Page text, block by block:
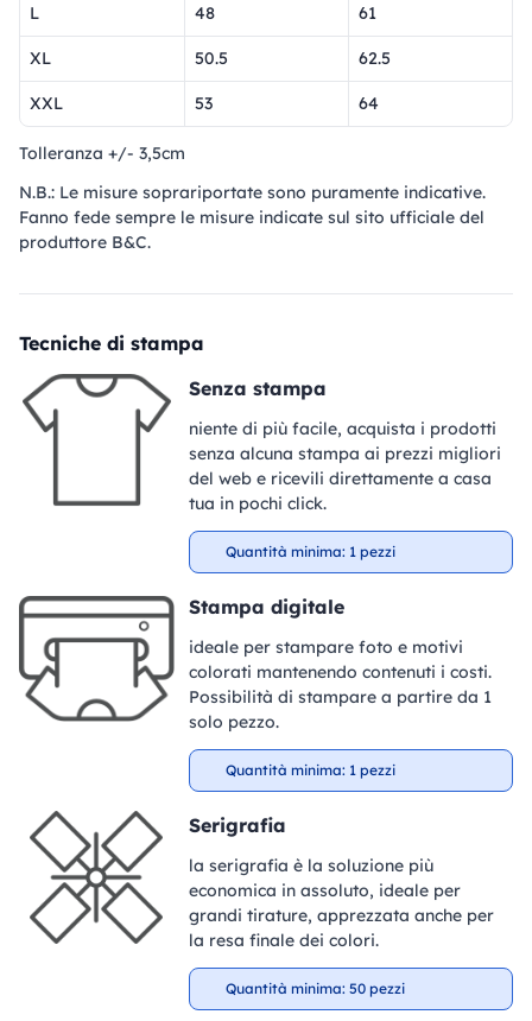
L 48 61
XL 50.5 62.5
XXL 53 64
Tolleranza +/- 3,5cm
N.B.: Le misure soprariportate sono puramente indicative.
Fanno fede sempre le misure indicate sul sito ufficiale del
produttore B&C.
Tecniche di stampa
Senza stampa
niente di più facile, acquista i prodotti
senza alcuna stampa ai prezzi migliori
del web e ricevili direttamente a casa
tua in pochi click.
Quantità minima: 1 pezzi
Stampa digitale
ideale per stampare foto e motivi
colorati mantenendo contenuti i costi.
Possibilità di stampare a partire da 1
solo pezzo.
Quantità minima: 1 pezzi
Serigrafia
la serigrafia è la soluzione più
economica in assoluto, ideale per
grandi tirature, apprezzata anche per
la resa finale dei colori.
Quantità minima: 50 pezzi